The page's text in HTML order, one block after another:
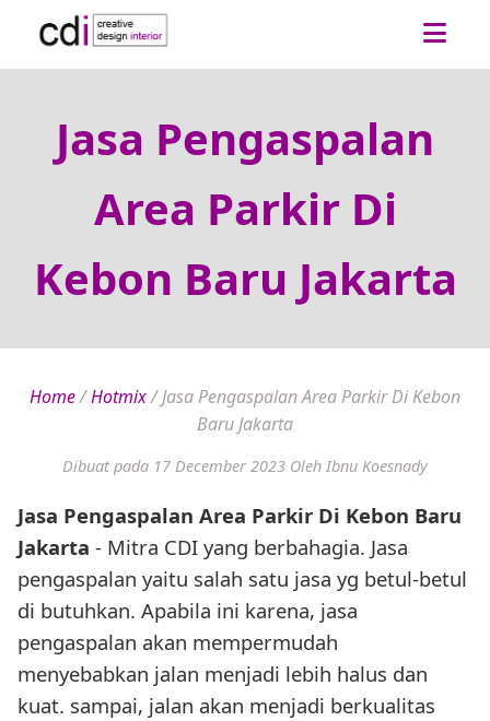
Jasa Pengaspalan
Area Parkir Di
Kebon Baru Jakarta
Home/Hotmix/Jasa Pengaspalan Area Parkir Di Kebon
Baru Jakarta
Dibuat pada 17 December 2023 Oleh Ibnu Koesnady
Jasa Pengaspalan Area Parkir Di Kebon Baru
Jakarta - Mitra CDI yang berbahagia. Jasa
pengaspalan yaitu salah satu jasa yg betul-betul
di butuhkan. Apabila ini karena, jasa
pengaspalan akan mempermudah
menyebabkan jalan menjadi lebih halus dan
kuat. sampai, jalan akan menjadi berkualitas